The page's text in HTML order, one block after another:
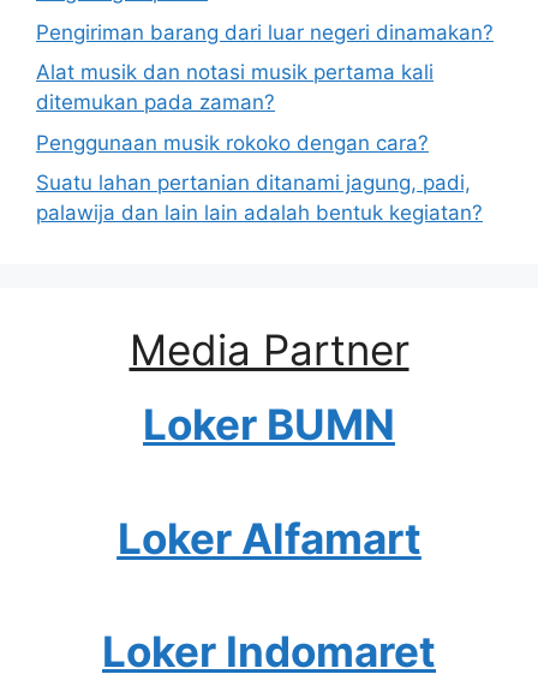
Pengiriman barang dari luar negeri dinamakan?
Alat musik dan notasi musik pertama kali
ditemukan pada zaman?
Penggunaan musik rokoko dengan cara?
Suatu lahan pertanian ditanami jagung, padi,
palawija dan lain lain adalah bentuk kegiatan?
Media Partner
Loker BUMN
Loker Alfamart
Loker Indomaret